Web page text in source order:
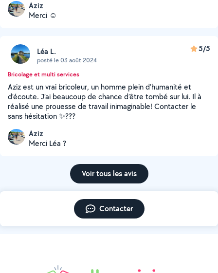
Aziz
Merci ☺️
Léa L.
posté le 03 août 2024
5/5
Bricolage et multi services
Aziz est un vrai bricoleur, un homme plein d’humanité et
d’écoute. J’ai beaucoup de chance d’être tombé sur lui. Il à
réalisé une prouesse de travail inimaginable! Contacter le
sans hésitation ✨???
Aziz
Merci Léa ?
Voir tous les avis
Contacter